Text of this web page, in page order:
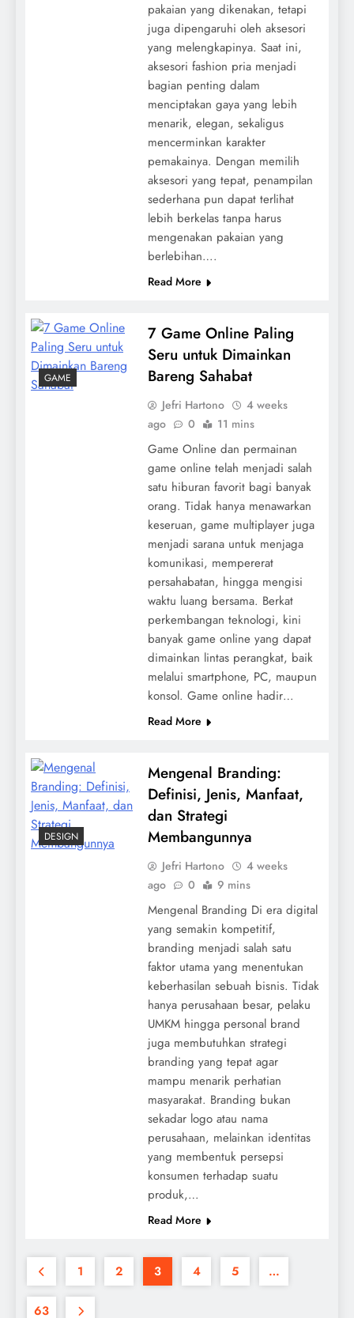
pakaian yang dikenakan, tetapi
juga dipengaruhi oleh aksesori
yang melengkapinya. Saat ini,
aksesori fashion pria menjadi
bagian penting dalam
menciptakan gaya yang lebih
menarik, elegan, sekaligus
mencerminkan karakter
pemakainya. Dengan memilih
aksesori yang tepat, penampilan
sederhana pun dapat terlihat
lebih berkelas tanpa harus
mengenakan pakaian yang
berlebihan….
Read More
GAME
7 Game Online Paling
Seru untuk Dimainkan
Bareng Sahabat
Jefri Hartono
4 weeks
ago
0 11 mins
Game Online dan permainan
game online telah menjadi salah
satu hiburan favorit bagi banyak
orang. Tidak hanya menawarkan
keseruan, game multiplayer juga
menjadi sarana untuk menjaga
komunikasi, mempererat
persahabatan, hingga mengisi
waktu luang bersama. Berkat
perkembangan teknologi, kini
banyak game online yang dapat
dimainkan lintas perangkat, baik
melalui smartphone, PC, maupun
konsol. Game online hadir…
Read More
DESIGN
Mengenal Branding:
Definisi, Jenis, Manfaat,
dan Strategi
Membangunnya
Jefri Hartono
4 weeks
ago
0 9 mins
Mengenal Branding Di era digital
yang semakin kompetitif,
branding menjadi salah satu
faktor utama yang menentukan
keberhasilan sebuah bisnis. Tidak
hanya perusahaan besar, pelaku
UMKM hingga personal brand
juga membutuhkan strategi
branding yang tepat agar
mampu menarik perhatian
masyarakat. Branding bukan
sekadar logo atau nama
perusahaan, melainkan identitas
yang membentuk persepsi
konsumen terhadap suatu
produk,…
Read More
1 2 3 4 5 …
63